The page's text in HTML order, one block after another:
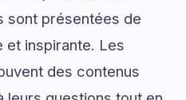
sont présentées de
et inspirante. Les
des contenus